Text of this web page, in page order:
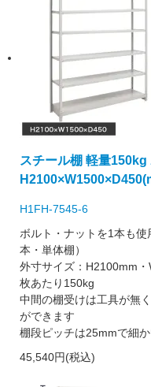
スチール棚 軽量
H1FH-7545-6
ボルト・ナットを1本も
本・単体棚）
外寸サイズ：H2100mm
枚あたり150kg
中間の棚受けは工具が無
ができます
棚段ピッチは25mmで細
45,540円(税込)